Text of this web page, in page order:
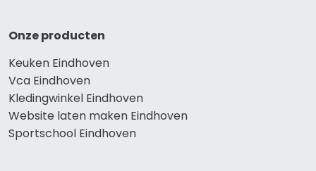
Onze producten
Keuken Eindhoven
Vca Eindhoven
Kledingwinkel Eindhoven
Website laten maken Eindhoven
Sportschool Eindhoven